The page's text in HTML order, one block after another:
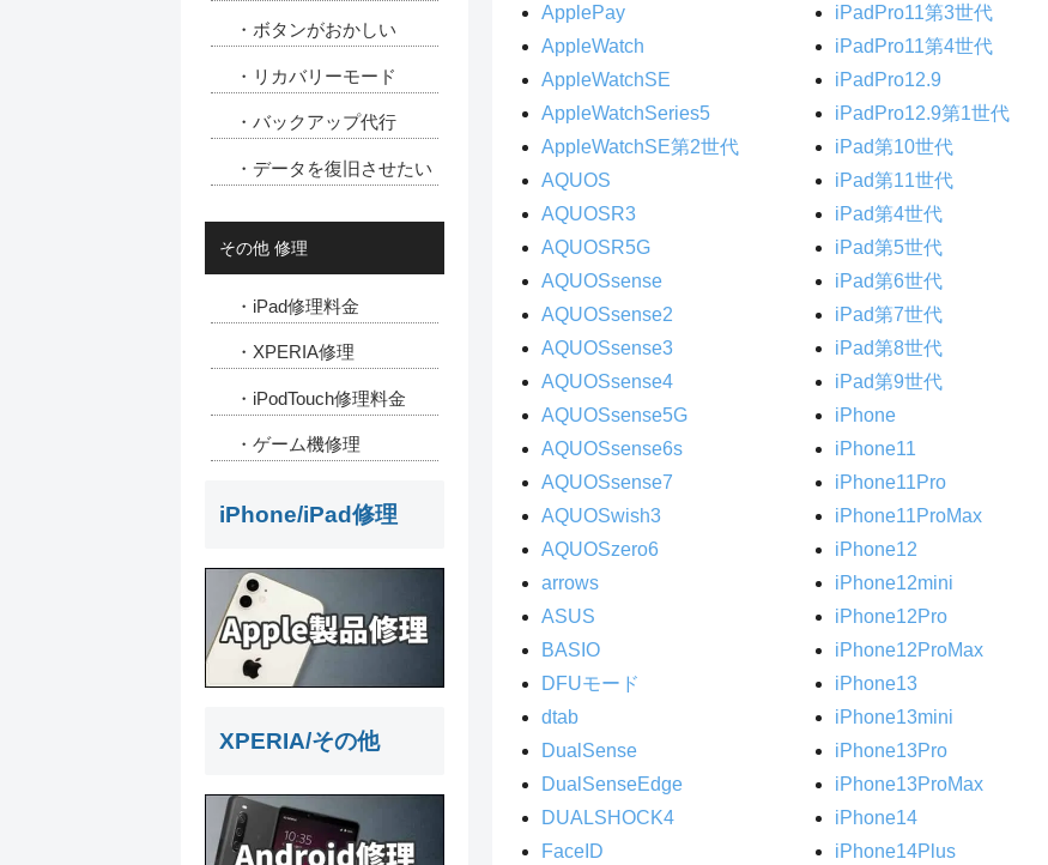
ApplePay
AppleWatch
AppleWatchSE
AppleWatchSeries5
AppleWatchSE第2世代
AQUOS
AQUOSR3
AQUOSR5G
AQUOSsense
AQUOSsense2
AQUOSsense3
AQUOSsense4
AQUOSsense5G
AQUOSsense6s
AQUOSsense7
AQUOSwish3
AQUOSzero6
arrows
ASUS
BASIO
DFUモード
dtab
DualSense
DualSenseEdge
DUALSHOCK4
FaceID
iPadPro11第3世代
iPadPro11第4世代
iPadPro12.9
iPadPro12.9第1世代
iPad第10世代
iPad第11世代
iPad第4世代
iPad第5世代
iPad第6世代
iPad第7世代
iPad第8世代
iPad第9世代
iPhone
iPhone11
iPhone11Pro
iPhone11ProMax
iPhone12
iPhone12mini
iPhone12Pro
iPhone12ProMax
iPhone13
iPhone13mini
iPhone13Pro
iPhone13ProMax
iPhone14
iPhone14Plus
・ボタンがおかしい
・リカバリーモード
・バックアップ代行
・データを復旧させたい
その他 修理
・iPad修理料金
・XPERIA修理
・iPodTouch修理料金
・ゲーム機修理
iPhone/iPad修理
XPERIA/その他